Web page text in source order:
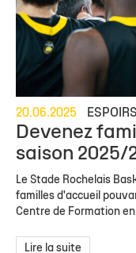
20.06.2025 ESPOIRS
Devenez
saison 2025/
Le Stade Rochelais
familles d'accueil
Centre de Formation
Lire la suite